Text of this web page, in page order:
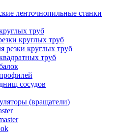
ленточнопильные станки
труб
круглых труб
резки круглых труб
труб
сосудов
(вращатели)